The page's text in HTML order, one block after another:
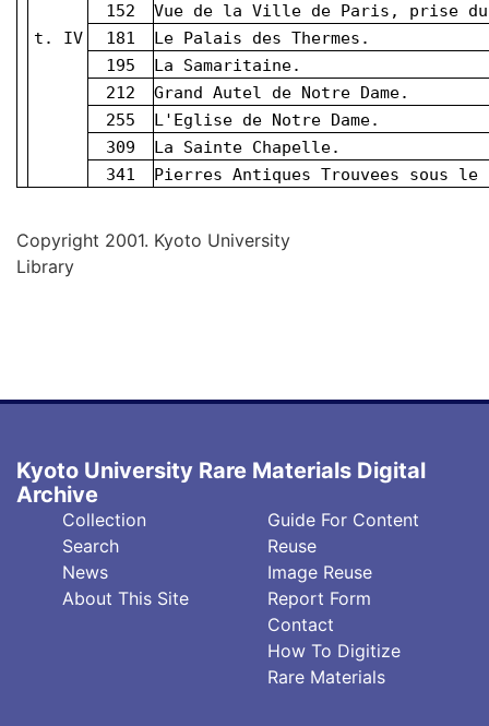
t. IV
152
Vue de la Ville de Paris, prise du
181
Le Palais des Thermes.
195
La Samaritaine.
212
Grand Autel de Notre Dame.
255
L'Eglise de Notre Dame.
309
La Sainte Chapelle.
341
Pierres Antiques Trouvees sous le
Copyright 2001. Kyoto University
Library
Kyoto University Rare Materials Digital
Archive
Collection
Search
News
About This Site
Guide For Content
Reuse
Image Reuse
Report Form
Contact
How To Digitize
Rare Materials